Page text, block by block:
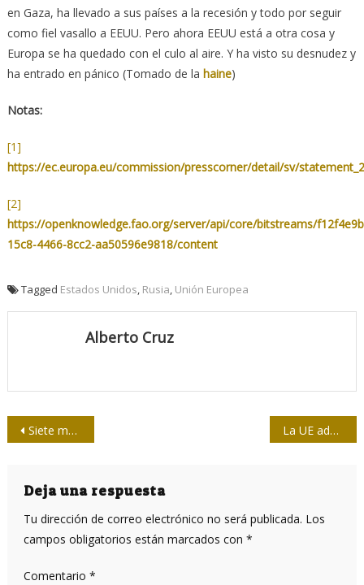
en Gaza, ha llevado a sus países a la recesión y todo por seguir
como fiel vasallo a EEUU. Pero ahora EEUU está a otra cosa y
Europa se ha quedado con el culo al aire. Y ha visto su desnudez y
ha entrado en pánico (Tomado de la haine)
Notas:
[1]
https://ec.europa.eu/commission/presscorner/detail/sv/
[2]
https://openknowledge.fao.org/server/api/core/bitstreams/
15c8-4466-8cc2-aa50596e9818/content
Tagged Estados Unidos Rusia Unión Europea
Alberto Cruz
Navegación
entradas
Siete medidas en silencio contra Cuba La UE admite que sus esfuerzos de censurar a Sputnik fallaron
Deja una respuesta
Tu dirección de correo electrónico no será publicada. Los
campos obligatorios están marcados con *
Comentario *